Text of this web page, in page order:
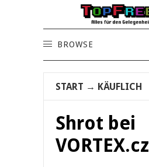
BROWSE
START → KÄUFLICH
Shrot bei
VORTEX.cz